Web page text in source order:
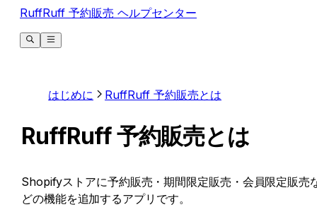
RuffRuff 予約販売 ヘルプセンター
はじめに RuffRuff 予約販売とは
RuffRuff 予約販売とは
Shopifyストアに予約販売・期間限定販売・会員限定販売
どの機能を追加するアプリです。